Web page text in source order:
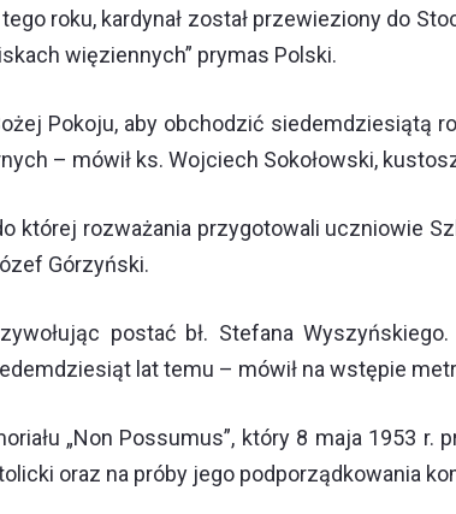
roku, kardynał został przewieziony do
więziennych” prymas Polski.
Pokoju, aby obchodzić siedemdziesiątą
– mówił ks. Wojciech Sokołowski,
której rozważania przygotowali uczniowie
Górzyński.
postać bł. Stefana
lat temu – mówił na wstępie
„Non Possumus”, który 8 maja 1953 r.
oraz na próby jego podporządkowania